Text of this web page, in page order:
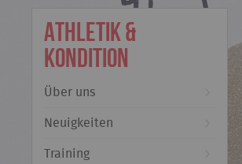
Athletik &
Kondition
Über uns
Neuigkeiten
Training